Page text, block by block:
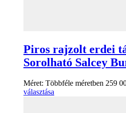
Piros rajzolt erdei
Sorolható Salcey
Méret: Többféle méretben 259
választása